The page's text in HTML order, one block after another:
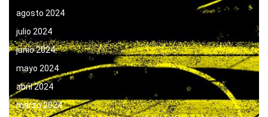
agosto 2024
julio 2024
junio 2024
mayo 2024
abril 2024
marzo 2024